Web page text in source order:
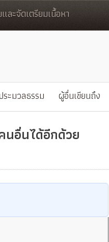
ละจัดเตรียมเนื้อหา
ะมวลธรรม ผู้อื่นเขียนถึง
อื่นได้อีกด้วย